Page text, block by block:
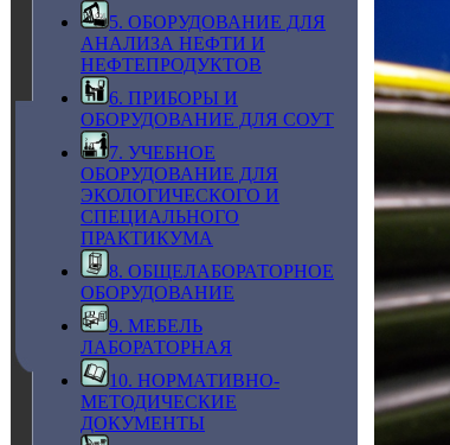
5. ОБОРУДОВАНИЕ ДЛЯ
АНАЛИЗА НЕФТИ И
НЕФТЕПРОДУКТОВ
6. ПРИБОРЫ И
ОБОРУДОВАНИЕ ДЛЯ СОУТ
7. УЧЕБНОЕ
ОБОРУДОВАНИЕ ДЛЯ
ЭКОЛОГИЧЕСКОГО И
СПЕЦИАЛЬНОГО
ПРАКТИКУМА
8. ОБЩЕЛАБОРАТОРНОЕ
ОБОРУДОВАНИЕ
9. МЕБЕЛЬ
ЛАБОРАТОРНАЯ
10. НОРМАТИВНО-
МЕТОДИЧЕСКИЕ
ДОКУМЕНТЫ